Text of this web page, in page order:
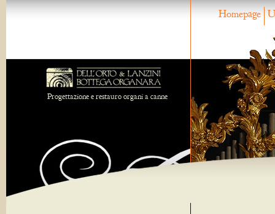
Homepage
Progettazione e restauro organi a canne